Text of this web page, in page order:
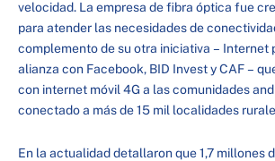
velocidad. La empresa de fibra óptica fue
para atender las necesidades de
complemento de su otra iniciativa – Internet
alianza con Facebook, BID Invest y CAF –
con internet móvil 4G a las comunidades
conectado a más de 15 mil localidades
En la actualidad detallaron que 1,7 millones